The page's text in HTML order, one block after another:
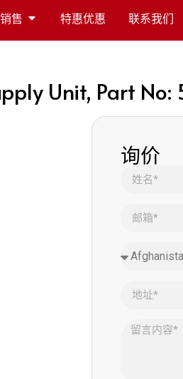
售 特惠优惠 联系我们
Unit, Part
询价